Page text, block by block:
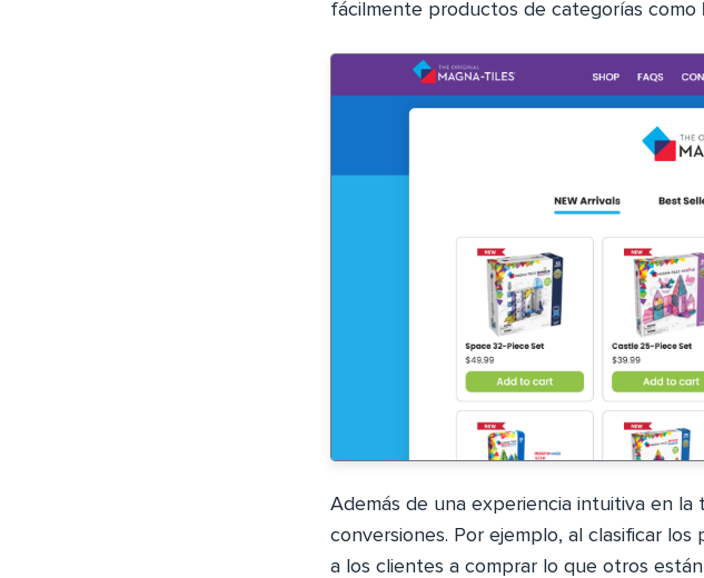
fácilmente productos de categorías como
Además de una experiencia intuitiva en
conversiones. Por ejemplo, al clasificar los
a los clientes a comprar lo que otros